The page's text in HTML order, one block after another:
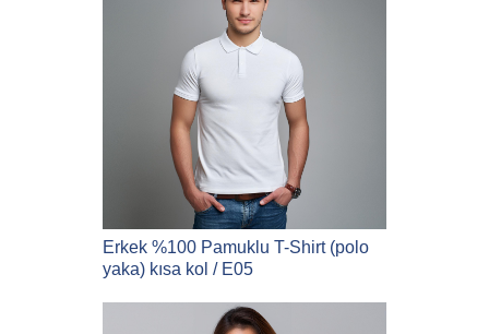
Erkek %100 Pamuklu T-Shirt (polo
yaka) kısa kol / E05